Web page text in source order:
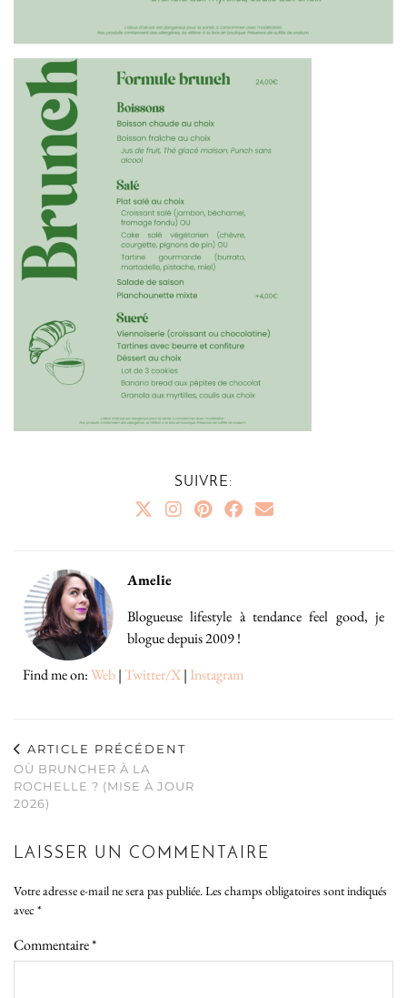
SUIVRE:
Amelie
Blogueuse lifestyle à tendance feel good, je
blogue depuis 2009 !
Find me on:Web|Twitter/X| Instagram
ARTICLE PRÉCÉDENT
OÙ BRUNCHER À LA
ROCHELLE ? (MISE À JOUR
2026)
LAISSER UN COMMENTAIRE
Votre adresse e-mail ne sera pas publiée.Les champs obligatoires sont indiqués
avec *
Commentaire*